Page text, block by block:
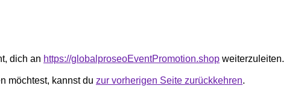
dich an https://globalproseoEventPromotion.shop weiterzuleiten.
möchtest, kannst du zur vorherigen Seite zurückkehren.